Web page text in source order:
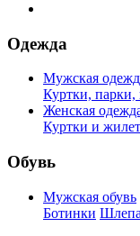
Одежда
Мужская
Куртки, парки,
Женская
Куртки и
Обувь
Мужская обувь
Ботинки